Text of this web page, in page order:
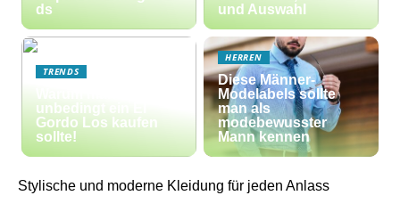
ds
und Auswahl
TRENDS
unbedingt ein El
Gordo Los kaufen
sollte!
HERREN
Diese Männer-
Modelabels sollte
man als
modebewusster
Mann kennen
Stylische und moderne Kleidung für jeden Anlass